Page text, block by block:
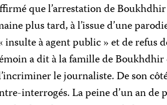
que l’arrestation de
plus tard, à l’issue d’une
insulte à agent public » et de refus
a dit à la famille de Boukhdhir
le journaliste. De son
interrogés. La peine d’un an